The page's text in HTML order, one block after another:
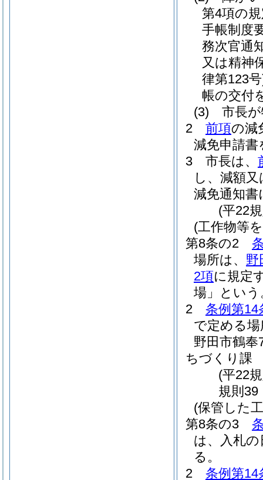
第4項の
手帳制度
務次官通
又は精神
律第123
帳の交付
(3)
市長
2
前項の減
減免申請
3
市長は、
し、減額
減免通知
(平22
(工作物等
第8条の2
場所は、 野
2項に規定
場」という
2
条例第14
で定める
野田市鶴
ちづくり課
(平22
規則39
(保管した
第8条の3
は、入札
る。
2
条例第14